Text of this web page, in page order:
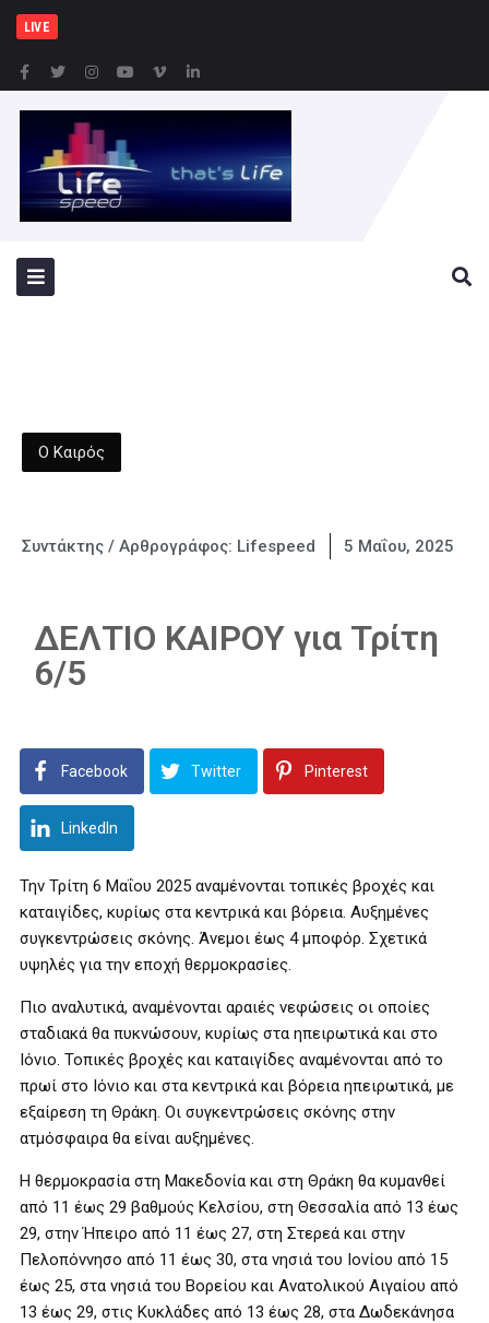
LIVE
Ο Καιρός
Συντάκτης / Αρθρογράφος: Lifespeed 5 Μαΐου, 2025
ΔΕΛΤΙΟ ΚΑΙΡΟΥ για Τρίτη
6/5
Facebook Twitter Pinterest
LinkedIn
Την Τρίτη 6 Μαΐου 2025 αναμένονται τοπικές βροχές και
καταιγίδες, κυρίως στα κεντρικά και βόρεια. Αυξημένες
συγκεντρώσεις σκόνης. Άνεμοι έως 4 μποφόρ. Σχετικά
υψηλές για την εποχή θερμοκρασίες.
Πιο αναλυτικά, αναμένονται αραιές νεφώσεις οι οποίες
σταδιακά θα πυκνώσουν, κυρίως στα ηπειρωτικά και στο
Ιόνιο. Τοπικές βροχές και καταιγίδες αναμένονται από το
πρωί στο Ιόνιο και στα κεντρικά και βόρεια ηπειρωτικά, με
εξαίρεση τη Θράκη. Οι συγκεντρώσεις σκόνης στην
ατμόσφαιρα θα είναι αυξημένες.
Η θερμοκρασία στη Μακεδονία και στη Θράκη θα κυμανθεί
από 11 έως 29 βαθμούς Κελσίου, στη Θεσσαλία από 13 έως
29, στην Ήπειρο από 11 έως 27, στη Στερεά και στην
Πελοπόννησο από 11 έως 30, στα νησιά του Ιονίου από 15
έως 25, στα νησιά του Βορείου και Ανατολικού Αιγαίου από
13 έως 29, στις Κυκλάδες από 13 έως 28, στα Δωδεκάνησα